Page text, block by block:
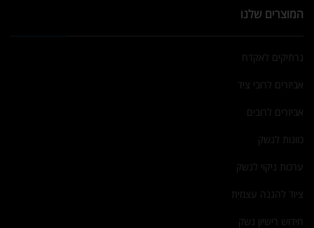
המוצרים שלנו
נרתיקים לאקדח
אביזרים לרובי ציד
אביזרים לרובים
כוונות לנשק
ערכות ניקוי לנשק
ציוד להגנה עצמית
חידוש רישיון נשק